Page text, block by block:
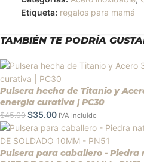
Etiqueta: regalos para mamá
TAMBIÉN TE PODRÍA
Pulsera hecha de Titanio y
energía curativa | PC30
$45.00 $35.00 IVA Incluido
Pulsera para caballero - Piedra